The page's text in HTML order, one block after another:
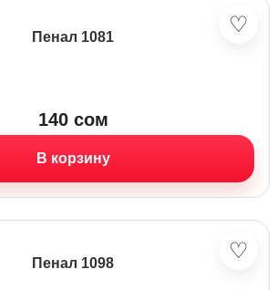
♡
Пенал 1081
140 сом
В корзину
♡
Пенал 1098